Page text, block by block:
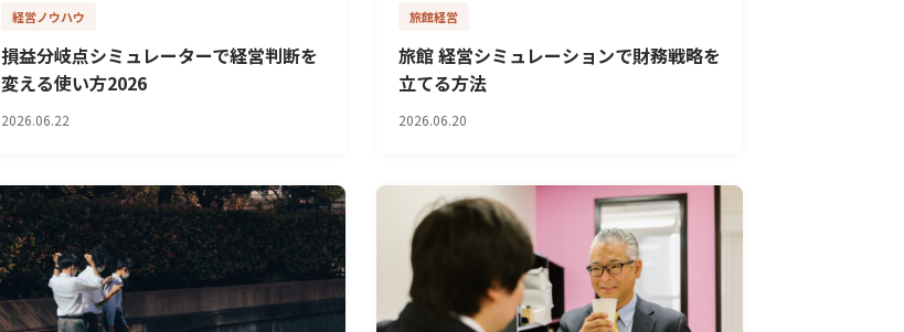
経営ノウハウ
損益分岐点シミュレーターで経営判断を
変える使い方2026
2026.06.22
旅館経営
旅館 経営シミュレーションで財務戦略を
立てる方法
2026.06.20